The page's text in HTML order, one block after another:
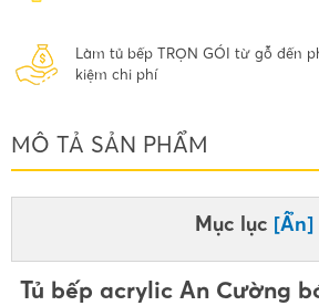
Làm tủ bếp TRỌN GÓI từ gỗ đến
kiệm chi phí
MÔ TẢ SẢN PHẨM
Mục lục [Ẩn]
Tủ bếp acrylic An Cường